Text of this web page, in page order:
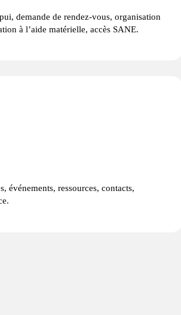
demande de rendez-vous, organisation
à l’aide matérielle, accès SANE.
événements, ressources, contacts,